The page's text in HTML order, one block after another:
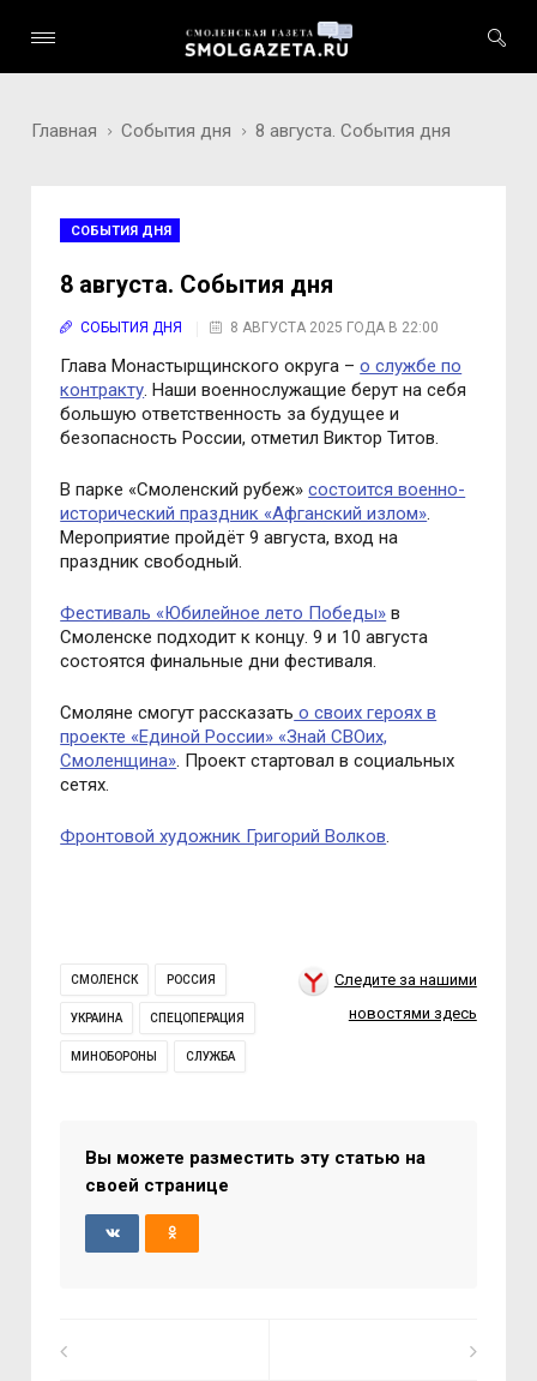
Главная События дня 8 августа. События дня
СОБЫТИЯ ДНЯ
8 августа. События дня
СОБЫТИЯ ДНЯ 8 АВГУСТА 2025 ГОДА В 22:00
Глава Монастырщинского округа –о службе по
контракту. Наши военнослужащие берут на себя
большую ответственность за будущее и
безопасность России, отметил Виктор Титов.
В парке «Смоленский рубеж»состоится военно-
исторический праздник «Афганский излом».
Мероприятие пройдёт 9 августа, вход на
праздник свободный.
Фестиваль «Юбилейное лето Победы» в
Смоленске подходит к концу. 9 и 10 августа
состоятся финальные дни фестиваля.
Смоляне смогут рассказать о своих героях в
проекте «Единой России» «Знай СВОих,
Смоленщина». Проект стартовал в социальных
сетях.
Фронтовой художник Григорий Волков.
СМОЛЕНСК РОССИЯ
УКРАИНА СПЕЦОПЕРАЦИЯ
МИНОБОРОНЫ СЛУЖБА
Следите за нашими
новостями здесь
Вы можете разместить эту статью на
своей странице